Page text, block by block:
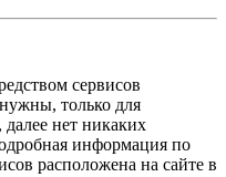
сервисов
только для
нет никаких
информация по
расположена на сайте в